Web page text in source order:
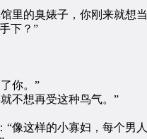
的臭婊子，你刚来就想
下？”
你。”
不想再受这种鸟气。”
这样的小寡妇，每个男